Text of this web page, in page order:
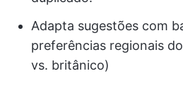
Adapta sugestões com
preferências regionais
vs. britânico)